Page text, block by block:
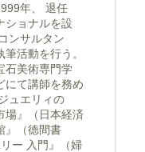
年、 退任
ショナルを設
ンサルタン
活動を行う。
石美術専門学
にて講師を務め
ュエリィの
場』（日本経済
』（徳間書
ー 入門』（婦